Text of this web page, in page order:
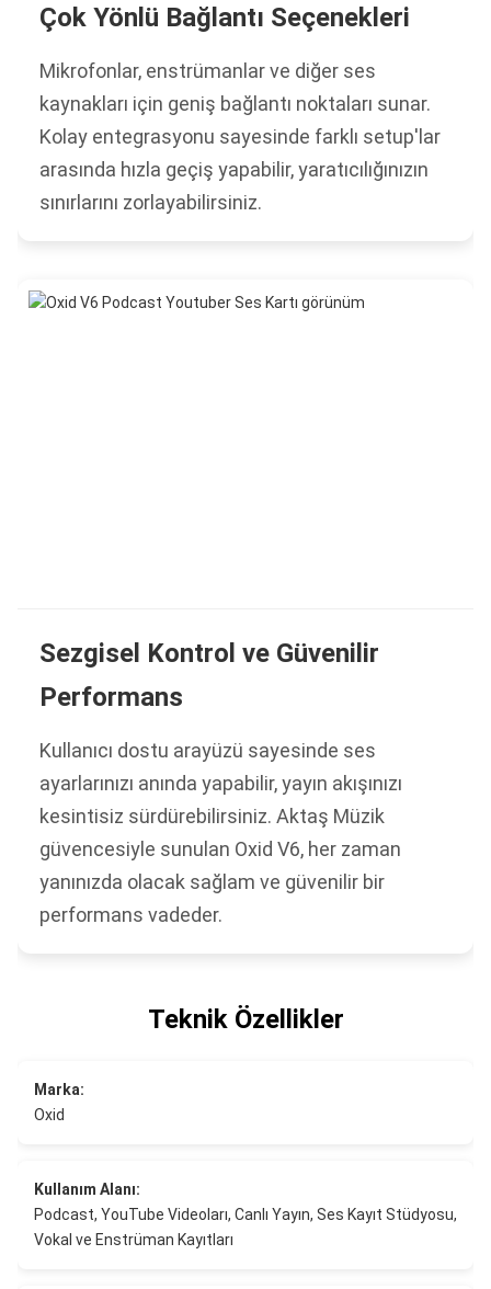
Çok Yönlü Bağlantı Seçenekleri
Mikrofonlar, enstrümanlar ve diğer ses
kaynakları için geniş bağlantı noktaları sunar.
Kolay entegrasyonu sayesinde farklı setup'lar
arasında hızla geçiş yapabilir, yaratıcılığınızın
sınırlarını zorlayabilirsiniz.
Sezgisel Kontrol ve Güvenilir
Performans
Kullanıcı dostu arayüzü sayesinde ses
ayarlarınızı anında yapabilir, yayın akışınızı
kesintisiz sürdürebilirsiniz. Aktaş Müzik
güvencesiyle sunulan Oxid V6, her zaman
yanınızda olacak sağlam ve güvenilir bir
performans vadeder.
Teknik Özellikler
Marka:
Oxid
Kullanım Alanı:
Podcast, YouTube Videoları, Canlı Yayın, Ses Kayıt Stüdyosu,
Vokal ve Enstrüman Kayıtları